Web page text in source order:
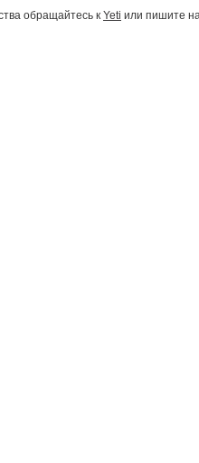
обращайтесь к Yeti или пишите